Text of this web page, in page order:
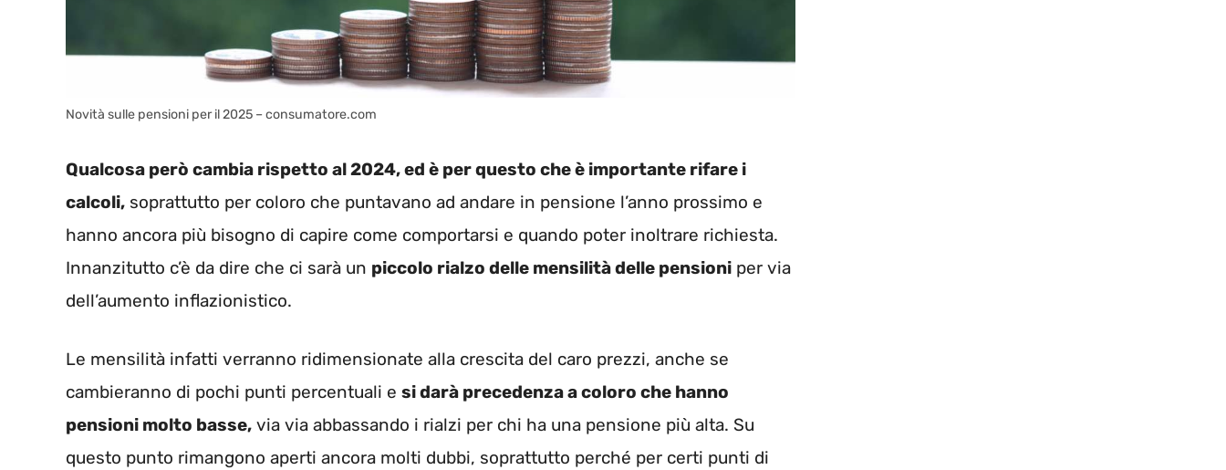
Novità sulle pensioni per il 2025 – consumatore.com
Qualcosa però cambia rispetto al 2024, ed è per questo che è importante rifare i
calcoli, soprattutto per coloro che puntavano ad andare in pensione l’anno prossimo e
hanno ancora più bisogno di capire come comportarsi e quando poter inoltrare richiesta.
Innanzitutto c’è da dire che ci sarà un piccolo rialzo delle mensilità delle pensioni per via
dell’aumento inflazionistico.
Le mensilità infatti verranno ridimensionate alla crescita del caro prezzi, anche se
cambieranno di pochi punti percentuali e si darà precedenza a coloro che hanno
pensioni molto basse, via via abbassando i rialzi per chi ha una pensione più alta. Su
questo punto rimangono aperti ancora molti dubbi, soprattutto perché per certi punti di